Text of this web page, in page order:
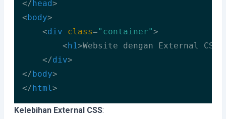
</ head>
<body>
<div class="container">
<h1>Website dengan External CSS
</div>
</body>
</html>
Code language: HTML, XML
Kelebihan External CSS: